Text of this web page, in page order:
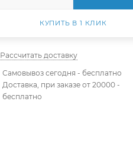
КУПИТЬ В 1 КЛИК
Рассчитать доставку
Самовывоз сегодня - бесплатно
Доставка, при заказе от 20000 -
бесплатно